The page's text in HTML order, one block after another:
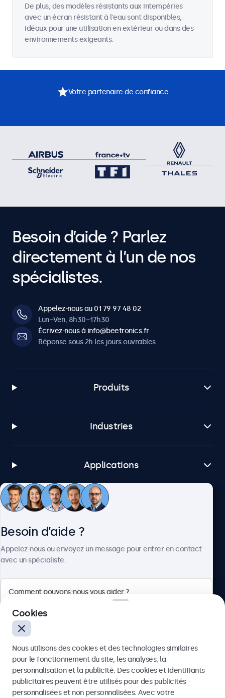
De plus, des modèles résistants aux intempéries
avec un écran résistant à l'eau sont disponibles,
idéaux pour une utilisation en extérieur ou dans des
environnements exigeants.
Votre partenaire de confiance
Besoin d’aide ? Parlez
directement à l’un de nos
spécialistes.
Appelez-nous au 01 79 97 48 02
Lun–Ven, 8h30–17h30
Écrivez-nous à info@beetronics.fr
Réponse sous 2h les jours ouvrables
Produits
Industries
Applications
Service client
4.8/5 noté par 5000+ entreprises
Français
Besoin d’aide ?
Appelez-nous ou envoyez un message pour entrer en contact
avec un spécialiste.
Envoyer
Cookies
Nous utilisons des cookies et des technologies similaires
pour le fonctionnement du site, les analyses, la
personnalisation et la publicité. Des cookies et identifiants
publicitaires peuvent être utilisés pour des publicités
personnalisées et non personnalisées. Avec votre